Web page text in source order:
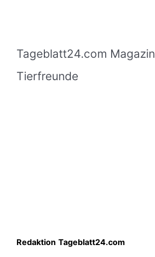
Tageblatt24.com
Tierfreunde
Redaktion Tageblatt24.com